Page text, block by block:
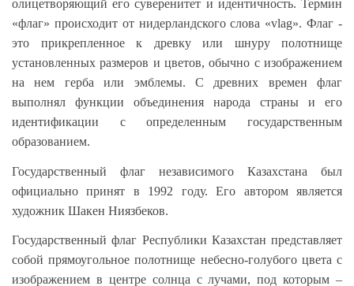
олицетворяющий его суверенитет и идентичность. Термин
«флаг» происходит от нидерландского слова «vlag». Флаг -
это прикрепленное к древку или шнуру полотнище
установленных размеров и цветов, обычно с изображением
на нем герба или эмблемы. С древних времен флаг
выполнял функции объединения народа страны и его
идентификации с определенным государственным
образованием.
Государственный флаг независимого Казахстана был
официально принят в 1992 году. Его автором является
художник Шакен Ниязбеков.
Государственный флаг Республики Казахстан представляет
собой прямоугольное полотнище небесно-голубого цвета с
изображением в центре солнца с лучами, под которым –